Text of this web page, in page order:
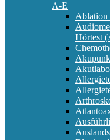
A-E
Ablation
Hörtest